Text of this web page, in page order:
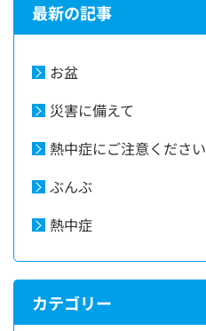
最新の記事
お盆
災害に備えて
熱中症にご注意ください
ぶんぶ
熱中症
カテゴリー